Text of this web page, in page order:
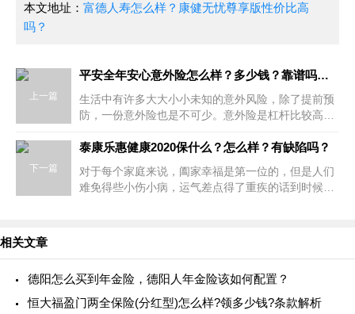
本文地址： 富德人寿怎么样？康健无忧尊享版性价比高
吗？
上一篇
平安全年安心意外险怎么样？多少钱？靠谱吗？优点与不足
生活中有许多大大小小未知的意外风险，除了提前预
防，一份意外险也是不可少。意外险是杠杆比较高的
额，呵护一整年。中国平安推出的—
下一篇
泰康乐惠健康2020保什么？怎么样？有缺陷吗？
对于每个家庭来说，阖家幸福是第一位的，但是人们
难免得些小伤小病，运气差点得了重疾的话到时候的
相关文章
德阳怎么买到年金险，德阳人年金险该如何配置？
恒大福盈门两全保险(分红型)怎么样?领多少钱?条款解析